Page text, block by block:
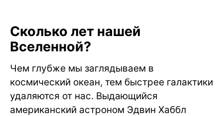
Сколько лет нашей
Вселенной?
Чем глубже мы заглядываем в
космический океан, тем быстрее галактики
удаляются от нас. Выдающийся
американский астроном Эдвин Хаббл